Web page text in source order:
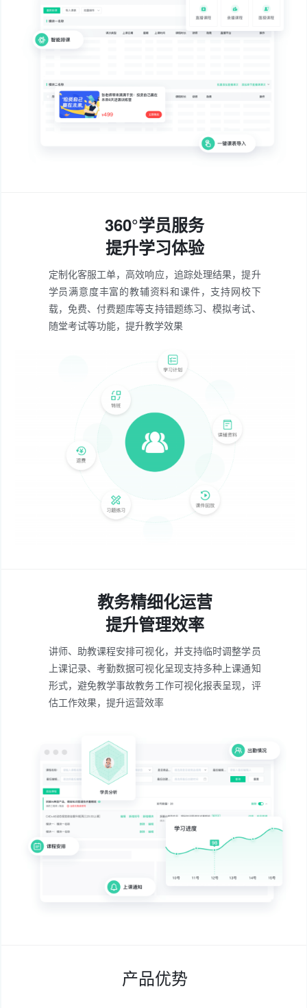
360°学员服务
提升学习体验
定制化客服工单，高效响应，追踪处理结果，提升
学员满意度丰富的教辅资料和课件，支持网校下
载，免费、付费题库等支持错题练习、模拟考试、
随堂考试等功能，提升教学效果
教务精细化运营
提升管理效率
讲师、助教课程安排可视化，并支持临时调整学员
上课记录、考勤数据可视化呈现支持多种上课通知
形式，避免教学事故教务工作可视化报表呈现，评
估工作效果，提升运营效率
产品优势